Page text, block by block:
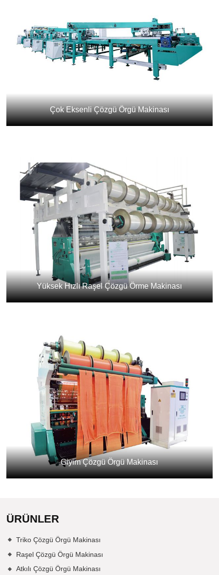
Çok Eksenli Çözgü Örgü Makinası
Yüksek Hızlı Raşel Çözgü Örme Makinası
Giyim Çözgü Örgü Makinası
ÜRÜNLER
Triko Çözgü Örgü Makinası
Raşel Çözgü Örgü Makinası
Atkılı Çözgü Örgü Makinası